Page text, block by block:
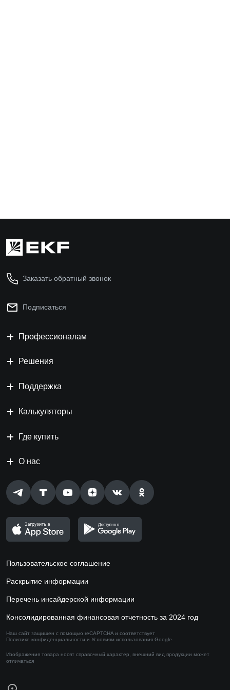
Заказать обратный звонок
Подписаться
Профессионалам
Решения
Поддержка
Калькуляторы
Где купить
О нас
Пользовательское соглашение
Раскрытие информации
Перечень инсайдерской информации
Консолидированная финансовая отчетность за 2024 год
Наш сайт защищен с помощью reCAPTCHA и соответствует
Политике конфиденциальности и Условиям использования Google.
Изображения товара носят справочный характер, внешний вид продукции может
отличаться